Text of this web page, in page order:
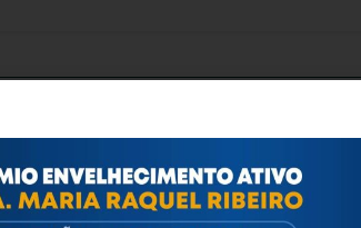
Psicogerontologia
APP, Instituição Particular de
e sociais inerentes ao
participação e segurança das pessoas